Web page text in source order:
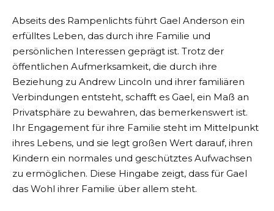
Abseits des Rampenlichts führt Gael Anderson ein
erfülltes Leben, das durch ihre Familie und
persönlichen Interessen geprägt ist. Trotz der
öffentlichen Aufmerksamkeit, die durch ihre
Beziehung zu Andrew Lincoln und ihrer familiären
Verbindungen entsteht, schafft es Gael, ein Maß an
Privatsphäre zu bewahren, das bemerkenswert ist.
Ihr Engagement für ihre Familie steht im Mittelpunkt
ihres Lebens, und sie legt großen Wert darauf, ihren
Kindern ein normales und geschütztes Aufwachsen
zu ermöglichen. Diese Hingabe zeigt, dass für Gael
das Wohl ihrer Familie über allem steht.